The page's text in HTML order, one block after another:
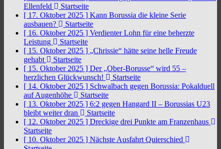
Ellenfeld
Startseite
[ 17. Oktober 2025 ] Kann Borussia die kleine Serie
ausbauen?
Startseite
[ 16. Oktober 2025 ] Verdienter Lohn für eine beherzte
Leistung
Startseite
[ 15. Oktober 2025 ] „Chrissie“ hätte seine helle Freude
gehabt
Startseite
[ 15. Oktober 2025 ] Der „Ober-Borusse“ wird 55 –
herzlichen Glückwunsch!
Startseite
[ 14. Oktober 2025 ] Schwalbach gegen Borussia: Pokalduell
auf Augenhöhe
Startseite
[ 13. Oktober 2025 ] 6:2 gegen Hangard II – Borussias U23
bleibt weiter dran
Startseite
[ 12. Oktober 2025 ] Dreckige drei Punkte am Franzenhaus
Startseite
[ 10. Oktober 2025 ] Nächste Ausfahrt Quierschied